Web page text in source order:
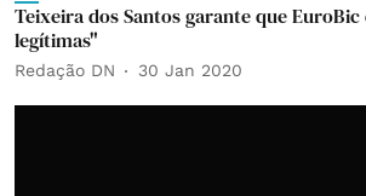
Teixeira dos Santos garante que
legítimas"
Redação DN 30 Jan 2020